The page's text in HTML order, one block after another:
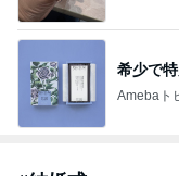
結婚式